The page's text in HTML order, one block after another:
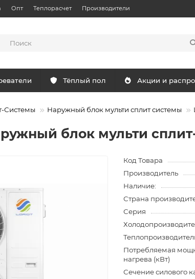
Опт Теплорасчет Производители
Тёплый пол Акции и
Системы Наружный блок мульти сплит системы
блок мульти
Код Товара
Производитель
Наличие:
Страна
Серия
Потребляемая
нагрева (кВт)
Сечение силового